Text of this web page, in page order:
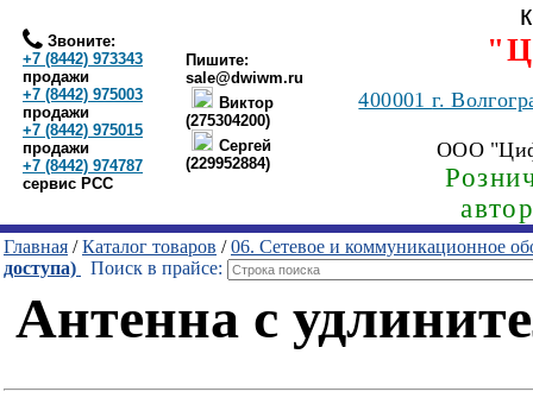
Звоните:
+7 (8442) 973343
продажи
+7 (8442) 975003
продажи
+7 (8442) 975015
продажи
+7 (8442) 974787
сервис РСС
Пишите:
sale@dwiwm.ru
Виктор
(275304200)
Сергей
(229952884)
400001г.
ООО
Главная /Каталог товаров /06. Сетевое и коммуникационное
доступа)
Поиск в прайсе:
Антенна с